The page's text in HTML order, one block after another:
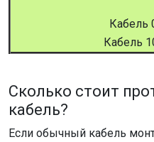
Кабель
Кабель
Сколько стоит
кабель?
Если обычный кабель